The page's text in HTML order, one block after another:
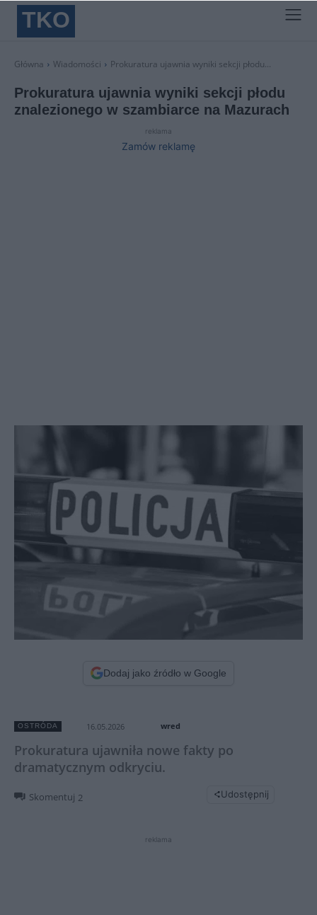
TKO
Główna Wiadomości Prokuratura ujawnia wyniki sekcji płodu...
Prokuratura ujawnia wyniki sekcji płodu
znalezionego w szambiarce na Mazurach
reklama
Zamów reklamę
Dodaj jako źródło w Google
OSTRÓDA 16.05.2026 wred
Prokuratura ujawniła nowe fakty po
dramatycznym odkryciu.
Skomentuj 2 Udostępnij
reklama